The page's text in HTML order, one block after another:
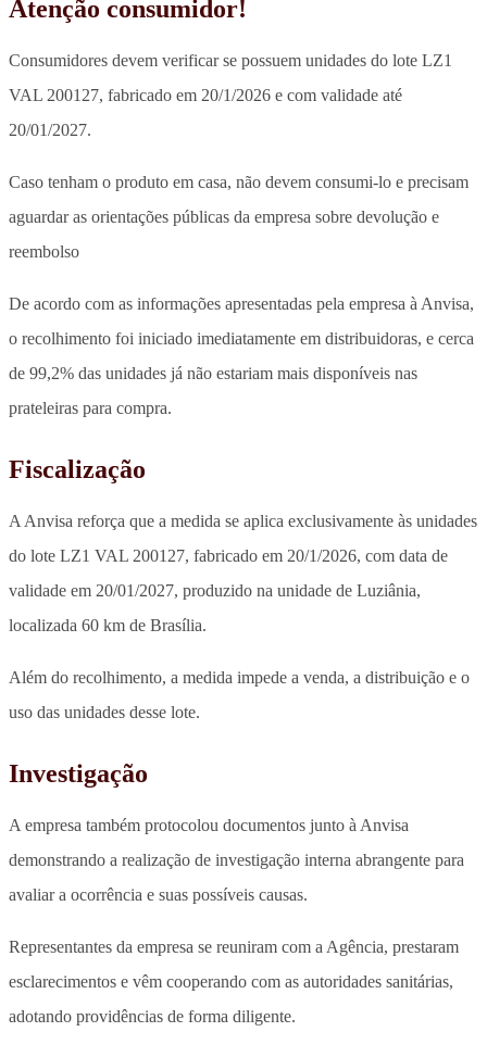
Atenção consumidor!
Consumidores devem verificar se possuem unidades do lote LZ1
VAL 200127, fabricado em 20/1/2026 e com validade até
20/01/2027.
Caso tenham o produto em casa, não devem consumi-lo e precisam
aguardar as orientações públicas da empresa sobre devolução e
reembolso
De acordo com as informações apresentadas pela empresa à Anvisa,
o recolhimento foi iniciado imediatamente em distribuidoras, e cerca
de 99,2% das unidades já não estariam mais disponíveis nas
prateleiras para compra.
Fiscalização
A Anvisa reforça que a medida se aplica exclusivamente às unidades
do lote LZ1 VAL 200127, fabricado em 20/1/2026, com data de
validade em 20/01/2027, produzido na unidade de Luziânia,
localizada 60 km de Brasília.
Além do recolhimento, a medida impede a venda, a distribuição e o
uso das unidades desse lote.
Investigação
A empresa também protocolou documentos junto à Anvisa
demonstrando a realização de investigação interna abrangente para
avaliar a ocorrência e suas possíveis causas.
Representantes da empresa se reuniram com a Agência, prestaram
esclarecimentos e vêm cooperando com as autoridades sanitárias,
adotando providências de forma diligente.